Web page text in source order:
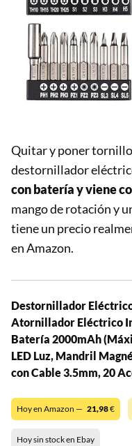
Quitar y poner
destornillador
con batería y viene
mango de rotación y
tiene un precio
en Amazon.
Destornillador
Atornillador Eléctrico
Batería 2000mAh
LED Luz, Mandril
con Cable 3.5mm, 20
Hoy en Amazon — 21,98€
Hoy sin stock en Ebay